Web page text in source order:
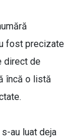
fost precizate
direct de
încă o listă
au luat deja